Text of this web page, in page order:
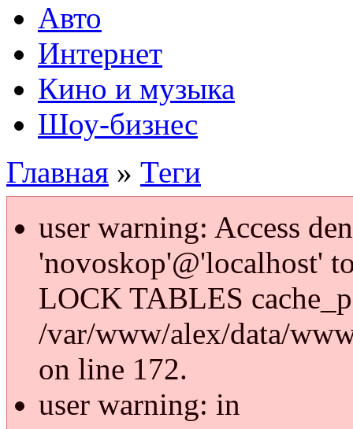
Авто
Интернет
Кино и музыка
Шоу-бизнес
Главная » Теги
user warning: Access
'novoskop'@'localhost'
LOCK TABLES
/var/www/alex/data/
on line 172.
user warning: in